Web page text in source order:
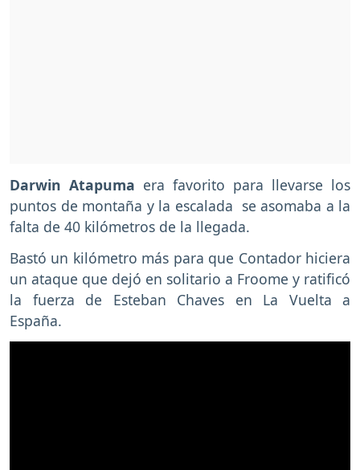
Darwin Atapuma era favorito para llevarse los
puntos de montaña y la escalada se asomaba a la
falta de 40 kilómetros de la llegada.
Bastó un kilómetro más para que Contador hiciera
un ataque que dejó en solitario a Froome y ratificó
la fuerza de Esteban Chaves en La Vuelta a
España.